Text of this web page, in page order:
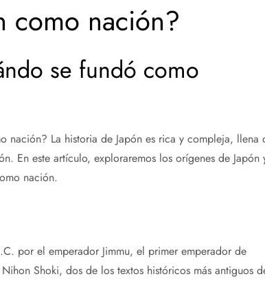
como nación?
se fundó como
nación? La historia de Japón es rica y compleja, llena
En este artículo, exploraremos los orígenes de Japón
nación.
por el emperador Jimmu, el primer emperador de
Shoki, dos de los textos históricos más antiguos